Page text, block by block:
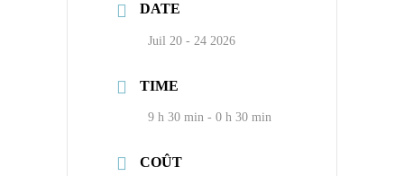
DATE
Juil 20 - 24 2026
TIME
9 h 30 min - 0 h 30 min
COÛT